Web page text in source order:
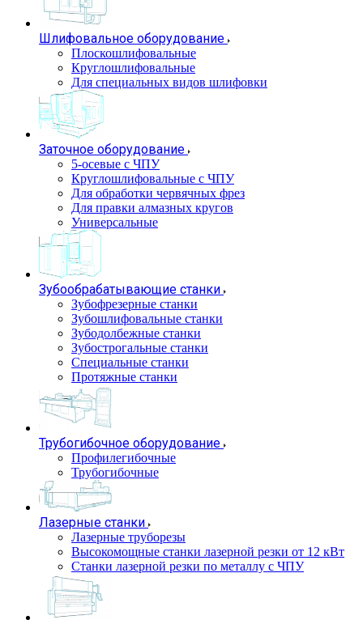
Шлифовальное оборудование
Плоскошлифовальные
Круглошлифовальные
Для специальных видов шлифовки
Заточное оборудование
5-осевые с ЧПУ
Круглошлифовальные с ЧПУ
Для обработки червячных фрез
Для правки алмазных кругов
Универсальные
Зубообрабатывающие станки
Зубофрезерные станки
Зубошлифовальные станки
Зубодолбежные станки
Зубострогальные станки
Специальные станки
Протяжные станки
Трубогибочное оборудование
Профилегибочные
Трубогибочные
Лазерные станки
Лазерные труборезы
Высокомощные станки лазерной резки от 12 кВт
Станки лазерной резки по металлу с ЧПУ